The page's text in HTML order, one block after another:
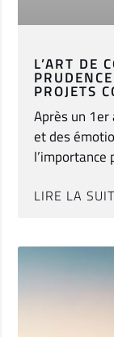
L’ART DE
PROJETS
Après un 1er
et des
l’importance
LIRE LA